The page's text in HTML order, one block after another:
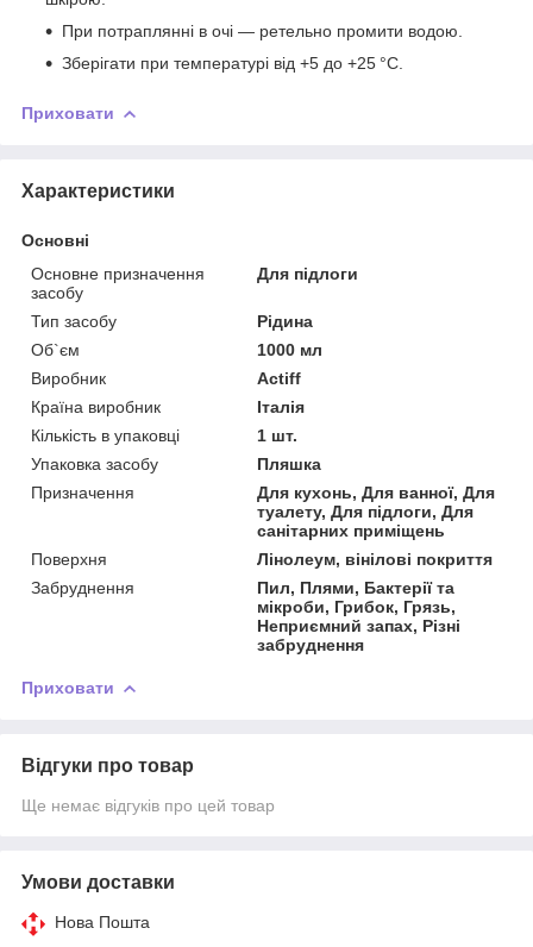
При потраплянні в очі — ретельно промити водою.
Зберігати при температурі від +5 до +25 °C.
Приховати
Характеристики
Основні
Основне призначення
засобу
Для підлоги
Тип засобу
Рідина
Об`єм
1000 мл
Виробник
Actiff
Країна виробник
Італія
Кількість в упаковці
1 шт.
Упаковка засобу
Пляшка
Призначення
Для кухонь, Для ванної, Для
туалету, Для підлоги, Для
санітарних приміщень
Поверхня
Лінолеум, вінілові покриття
Забруднення
Пил, Плями, Бактерії та
мікроби, Грибок, Грязь,
Неприємний запах, Різні
забруднення
Приховати
Відгуки про товар
Ще немає відгуків про цей товар
Умови доставки
Нова Пошта